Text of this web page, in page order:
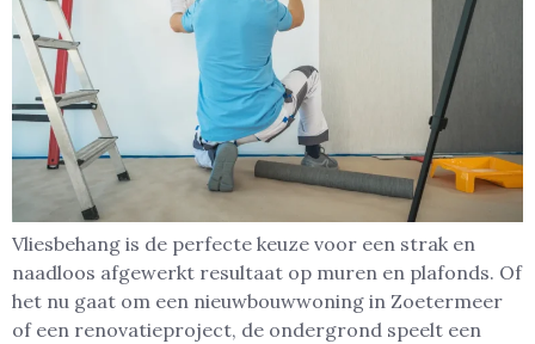
Vliesbehang is de perfecte keuze voor een strak en
naadloos afgewerkt resultaat op muren en plafonds. Of
het nu gaat om een nieuwbouwwoning in Zoetermeer
of een renovatieproject, de ondergrond speelt een